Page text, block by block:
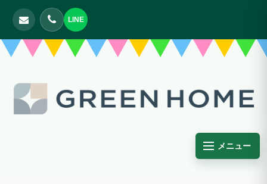
LINE
メニュー